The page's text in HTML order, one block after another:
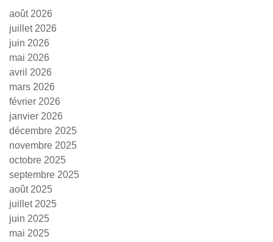
août 2026
juillet 2026
juin 2026
mai 2026
avril 2026
mars 2026
février 2026
janvier 2026
décembre 2025
novembre 2025
octobre 2025
septembre 2025
août 2025
juillet 2025
juin 2025
mai 2025